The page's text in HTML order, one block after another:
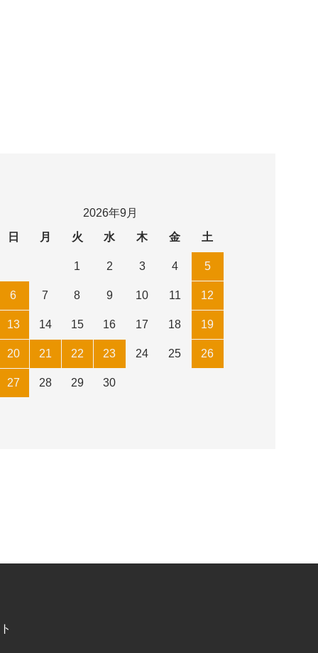
2026年9月
日
月 火 水 木 金 土
1 2 3 4 5
6 7 8 9 10 11 12
13 14 15 16 17 18 19
20 21 22 23 24 25 26
27 28 29 30